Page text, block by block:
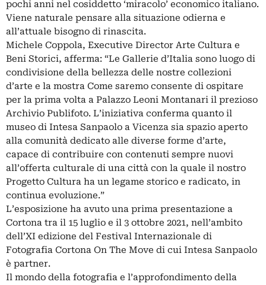
pochi anni nel cosiddetto ‘miracolo’ economico italiano.
Viene naturale pensare alla situazione odierna e
all’attuale bisogno di rinascita.
Michele Coppola, Executive Director Arte Cultura e
Beni Storici, afferma: “Le Gallerie d’Italia sono luogo di
condivisione della bellezza delle nostre collezioni
d’arte e la mostra Come saremo consente di ospitare
per la prima volta a Palazzo Leoni Montanari il prezioso
Archivio Publifoto. L’iniziativa conferma quanto il
museo di Intesa Sanpaolo a Vicenza sia spazio aperto
alla comunità dedicato alle diverse forme d’arte,
capace di contribuire con contenuti sempre nuovi
all’offerta culturale di una città con la quale il nostro
Progetto Cultura ha un legame storico e radicato, in
continua evoluzione.”
L’esposizione ha avuto una prima presentazione a
Cortona tra il 15 luglio e il 3 ottobre 2021, nell’ambito
dell’XI edizione del Festival Internazionale di
Fotografia Cortona On The Move di cui Intesa Sanpaolo
è partner.
Il mondo della fotografia e l’approfondimento della